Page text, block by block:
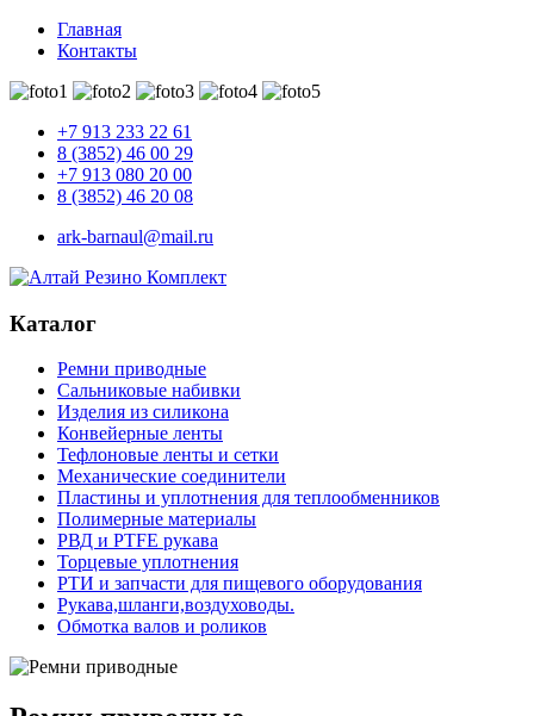
Главная
Контакты
+7 913 233 22 61
8 (3852) 46 00 29
+7 913 080 20 00
8 (3852) 46 20 08
ark-barnaul@mail.ru
Каталог
Ремни приводные
Сальниковые набивки
Изделия из силикона
Конвейерные ленты
Тефлоновые ленты и сетки
Механические соединители
Пластины и уплотнения для теплообменников
Полимерные материалы
РВД и PTFE рукава
Торцевые уплотнения
РТИ и запчасти для пищевого оборудования
Рукава,шланги,воздуховоды.
Обмотка валов и роликов